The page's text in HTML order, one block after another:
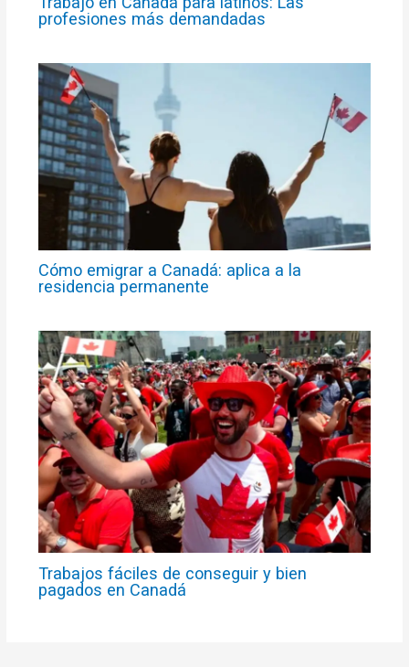
profesiones más demandadas
Cómo emigrar a Canadá: aplica a la
residencia permanente
Trabajos fáciles de conseguir y bien
pagados en Canadá